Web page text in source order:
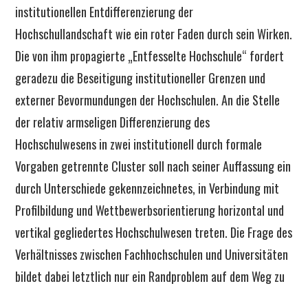
institutionellen Entdifferenzierung der
Hochschullandschaft wie ein roter Faden durch sein Wirken.
Die von ihm propagierte „Entfesselte Hochschule“ fordert
geradezu die Beseitigung institutioneller Grenzen und
externer Bevormundungen der Hochschulen. An die Stelle
der relativ armseligen Differenzierung des
Hochschulwesens in zwei institutionell durch formale
Vorgaben getrennte Cluster soll nach seiner Auffassung ein
durch Unterschiede gekennzeichnetes, in Verbindung mit
Profilbildung und Wettbewerbsorientierung horizontal und
vertikal gegliedertes Hochschulwesen treten. Die Frage des
Verhältnisses zwischen Fachhochschulen und Universitäten
bildet dabei letztlich nur ein Randproblem auf dem Weg zu